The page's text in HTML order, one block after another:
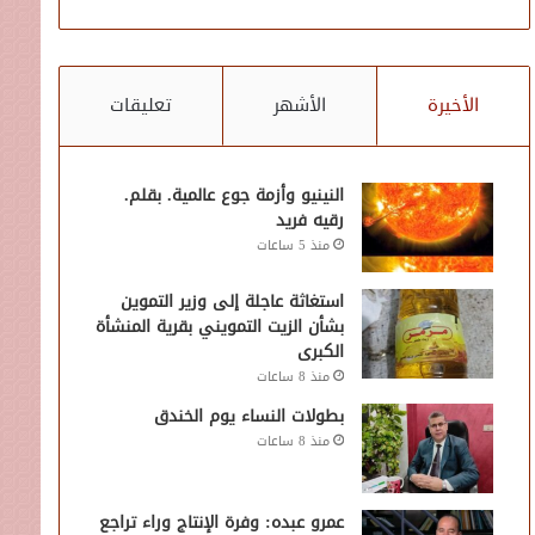
الأخيرة الأشهر تعليقات
النينيو وأزمة جوع عالمية. بقلم.
رقيه فريد
منذ 5 ساعات
استغاثة عاجلة إلى وزير التموين
بشأن الزيت التمويني بقرية المنشأة
الكبرى
منذ 8 ساعات
بطولات النساء يوم الخندق
منذ 8 ساعات
عمرو عبده: وفرة الإنتاج وراء تراجع